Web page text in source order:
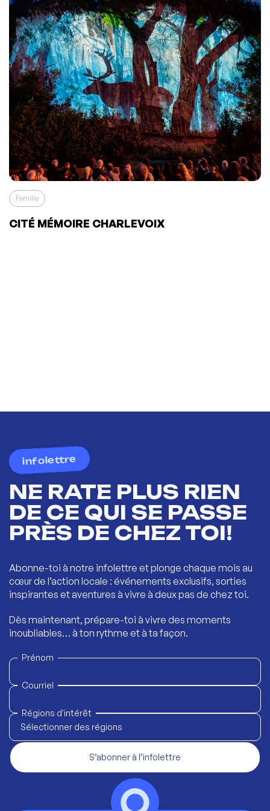
Famille
CITÉ MÉMOIRE CHARLEVOIX
infolettre
NE RATE PLUS RIEN
DE CE QUI SE PASSE
PRÈS DE CHEZ TOI!
Abonne-toi à notre infolettre et plonge chaque mois au
cœur de l’action locale : événements exclusifs, sorties
inspirantes et aventures à vivre à deux pas de chez toi.
Dès maintenant, prépare-toi à vivre des moments
inoubliables… à ton rythme et à ta façon.
Prénom
Courriel
Régions d'intérêt
Sélectionner des régions
S’abonner à l’infolettre